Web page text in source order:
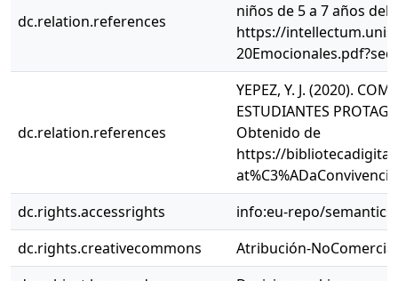
dc.relation.references
niños de 5 a 7 años del
https://
dc.relation.references
YEPEZ, Y. J. (2020).
ESTUDIANTES
Obtenido de
https://
dc.rights.accessrights
info:eu-repo/
dc.rights.creativecommons
Atribución-